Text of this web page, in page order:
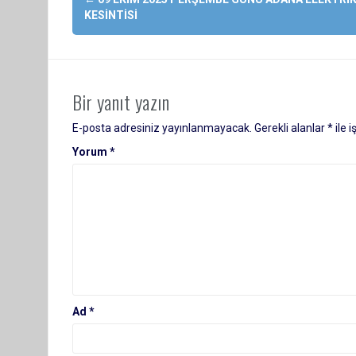
dolaşımı
KESINTISI
Bir yanıt yazın
E-posta adresiniz yayınlanmayacak. Gerekli alanlar*ile
Yorum *
Ad *